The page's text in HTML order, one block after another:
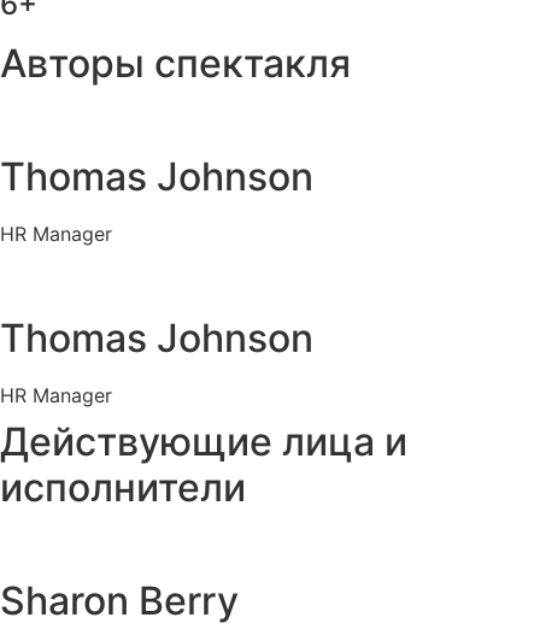
Авторы спектакля
Thomas Johnson
HR Manager
Thomas Johnson
HR Manager
Действующие лица и
исполнители
Sharon Berry